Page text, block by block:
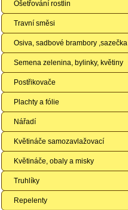
Ošetřování rostlin
Travní směsi
Osiva, sadbové brambory ,sazečka
Semena zelenina, bylinky, květiny
Postřikovače
Plachty a fólie
Nářadí
Květináče samozavlažovací
Květináče, obaly a misky
Truhlíky
Repelenty